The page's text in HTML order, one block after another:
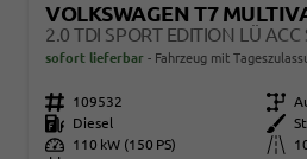
VOLKSWAGEN T7
2.0 TDI SPORT EDITION LÜ
sofort lieferbar Fahrzeug mit
Fahrzeugnr. 109532 Getriebe
Kraftstoff
Diesel Außenfarbe
Leistung
110 kW (150 PS) Kilometerstand